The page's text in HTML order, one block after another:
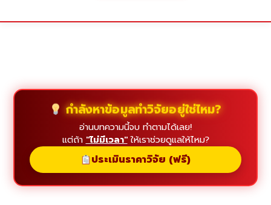
กำลังหาข้อมูลทำวิจัยอยู่ใช่ไหม?
อ่านบทความนี้จบ ทำตามได้เลย!
แต่ถ้า "ไม่มีเวลา"ให้เราช่วยดูแลให้ไหม?
ประเมินราคาวิจัย (ฟรี)